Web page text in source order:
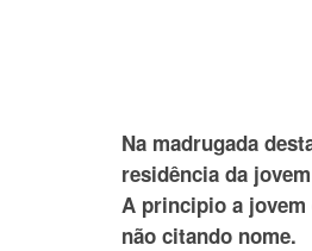
Na madrugada
residência da
A principio a jovem
não citando nome.